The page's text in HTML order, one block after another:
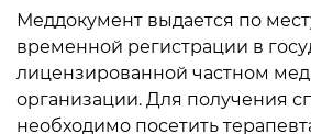
Меддокумент выдается по
временной регистрации в
лицензированной частном
организации. Для получения
необходимо посетить